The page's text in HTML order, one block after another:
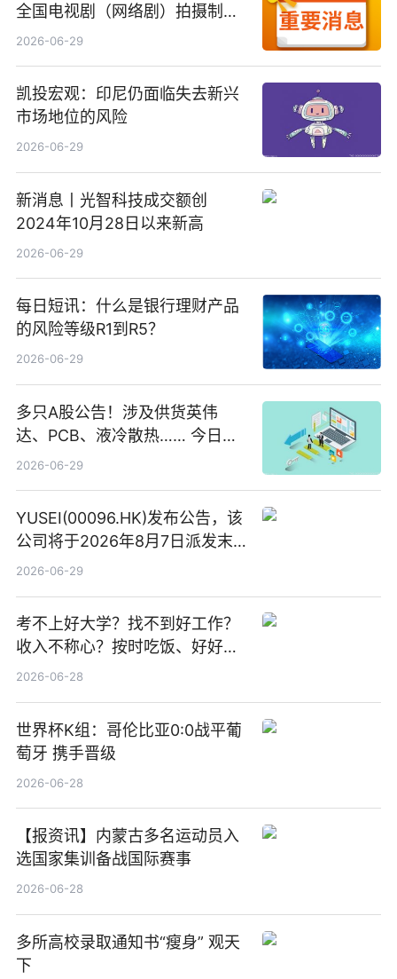
全国电视剧（网络剧）拍摄制作
备案公示剧目197部
2026-06-29
凯投宏观：印尼仍面临失去新兴
市场地位的风险
2026-06-29
新消息丨光智科技成交额创
2024年10月28日以来新高
2026-06-29
每日短讯：什么是银行理财产品
的风险等级R1到R5？
2026-06-29
多只A股公告！涉及供货英伟
达、PCB、液冷散热…… 今日快
讯
2026-06-29
YUSEI(00096.HK)发布公告，该
公司将于2026年8月7日派发末
期股息每股人民币0.013元 每日
2026-06-29
考不上好大学？找不到好工作？
收入不称心？按时吃饭、好好睡
觉
2026-06-28
世界杯K组：哥伦比亚0:0战平葡
萄牙 携手晋级
2026-06-28
【报资讯】内蒙古多名运动员入
选国家集训备战国际赛事
2026-06-28
多所高校录取通知书“瘦身” 观天
下